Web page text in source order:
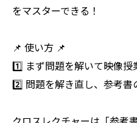
をマスターできる！
📌 使い方 📌
1️⃣ まず問題を解いて映像授
2️⃣ 問題を解き直し、参考書